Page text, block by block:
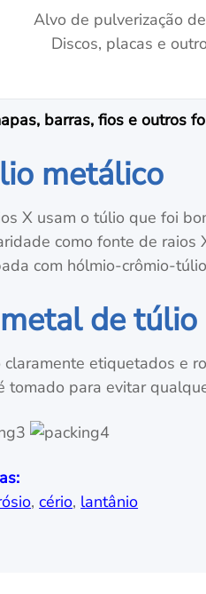
Alvo de pulverização
Discos, placas e
barras, fios e outros
metálico
X usam o túlio que foi
como fonte de
com hólmio-crômio-
de túlio
etiquetados e
tomado para evitar
,cério, lantânio